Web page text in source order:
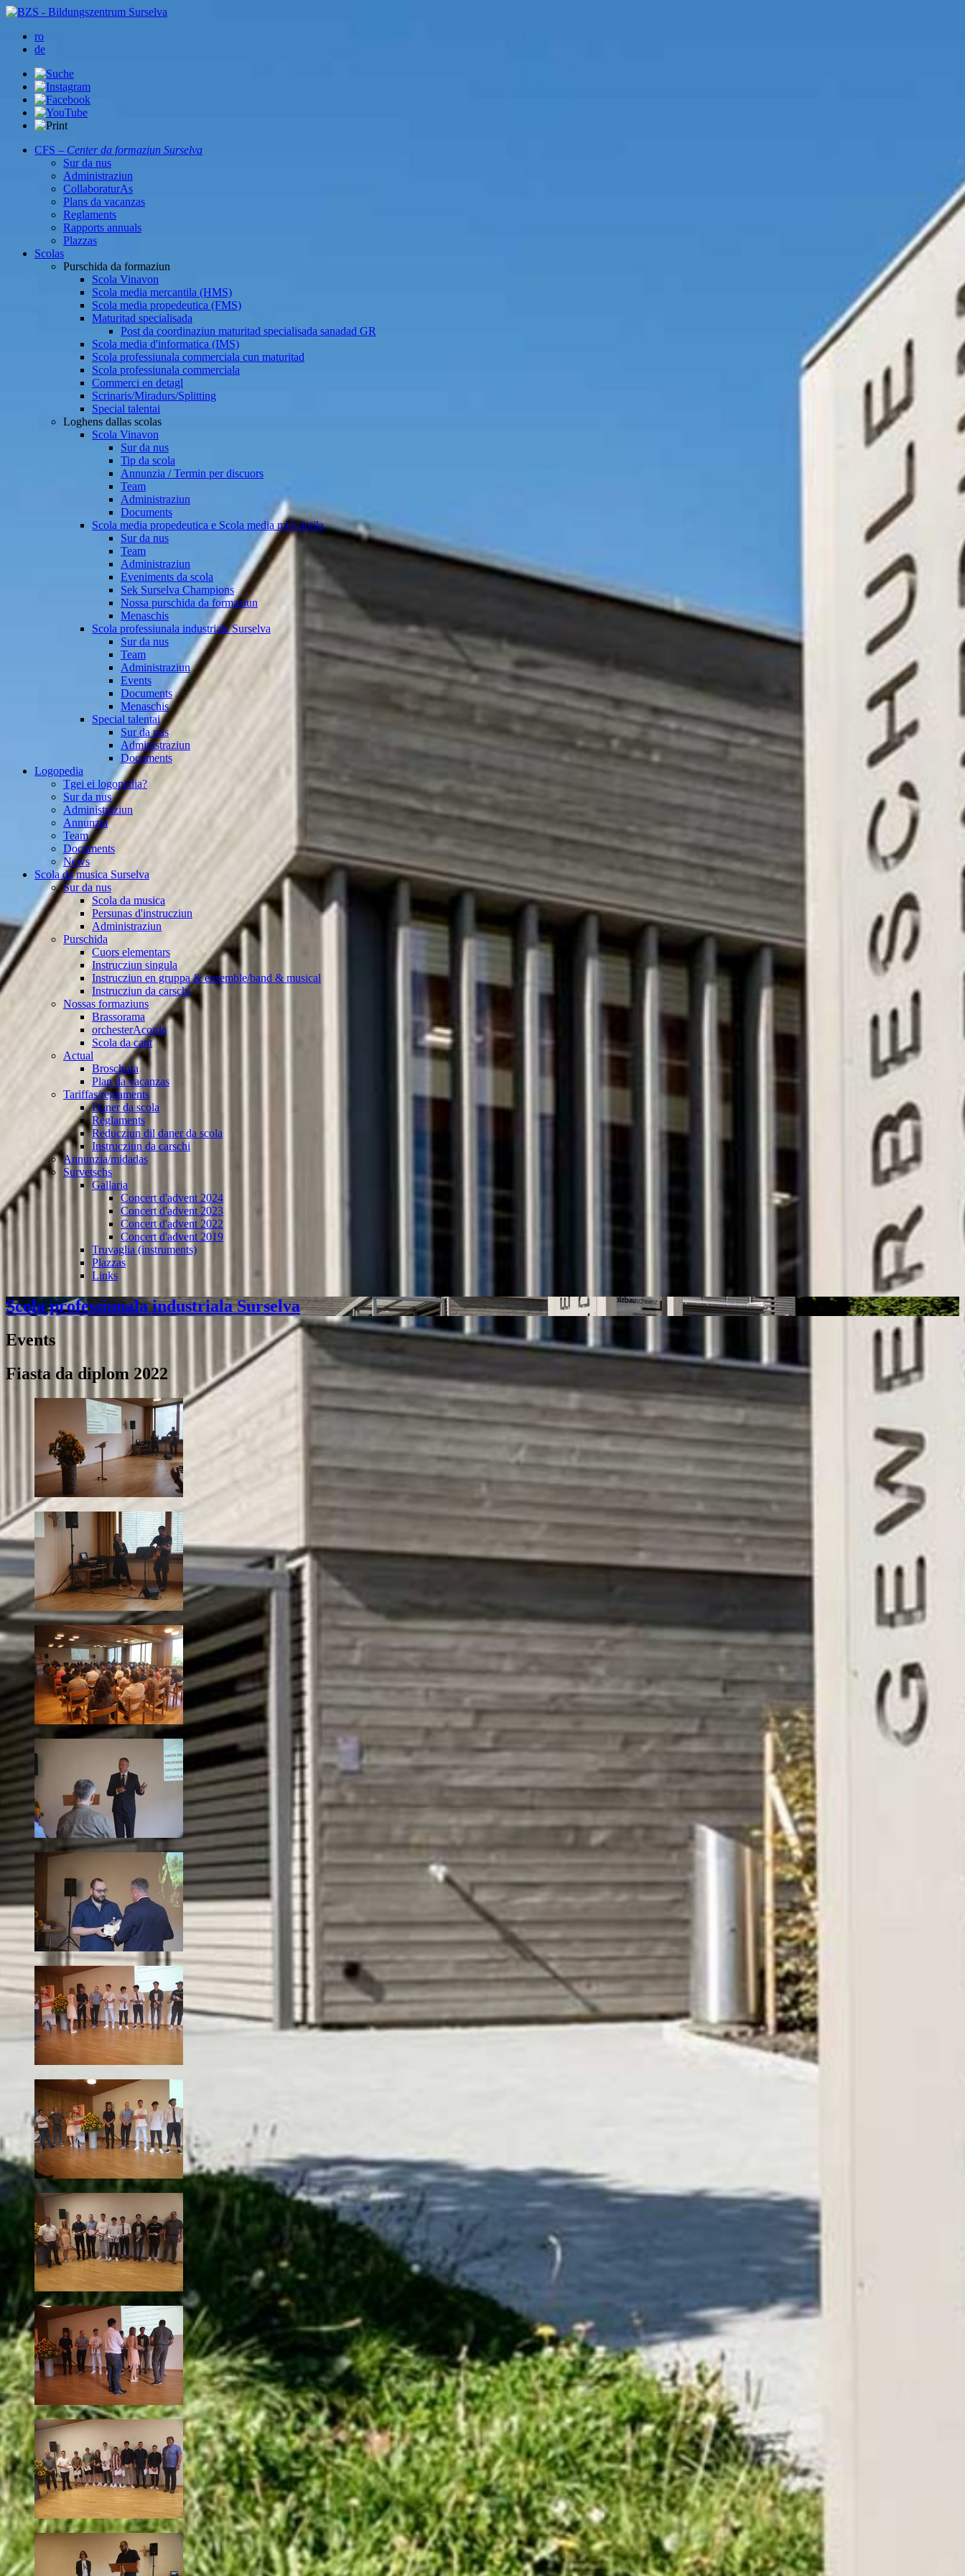
ro
de
CFS – Center da formaziun Surselva
Sur da nus
Administraziun
CollaboraturAs
Plans da vacanzas
Reglaments
Rapports annuals
Plazzas
Scolas
Purschida da formaziun
Scola Vinavon
Scola media mercantila (HMS)
Scola media propedeutica (FMS)
Maturitad specialisada
Post da coordinaziun maturitad specialisada sanadad GR
Scola media d'informatica (IMS)
Scola professiunala commerciala cun maturitad
Scola professiunala commerciala
Commerci en detagl
Scrinaris/Miradurs/Splitting
Special talentai
Loghens dallas scolas
Scola Vinavon
Sur da nus
Tip da scola
Annunzia / Termin per discuors
Team
Administraziun
Documents
Scola media propedeutica e Scola media mercantila
Sur da nus
Team
Administraziun
Eveniments da scola
Sek Surselva Champions
Nossa purschida da formaziun
Menaschis
Scola professiunala industriala Surselva
Sur da nus
Team
Administraziun
Events
Documents
Menaschis
Special talentai
Sur da nus
Administraziun
Documents
Logopedia
Tgei ei logopedia?
Sur da nus
Administraziun
Annunzia
Team
Documents
News
Scola da musica Surselva
Sur da nus
Scola da musica
Persunas d'instrucziun
Administraziun
Purschida
Cuors elementars
Instrucziun singula
Instrucziun en gruppa & ensemble/band & musical
Instrucziun da carschi
Nossas formaziuns
Brassorama
orchesterAcorda
Scola da cant
Actual
Broschura
Plan da vacanzas
Tariffas/reglaments
Daner da scola
Reglaments
Reducziun dil daner da scola
Instrucziun da carschi
Annunzia/midadas
Survetschs
Gallaria
Concert d'advent 2024
Concert d'advent 2023
Concert d'advent 2022
Concert d'advent 2019
Truvaglia (instruments)
Plazzas
Links
Scola professiunala industriala Surselva
Events
Fiasta da diplom 2022